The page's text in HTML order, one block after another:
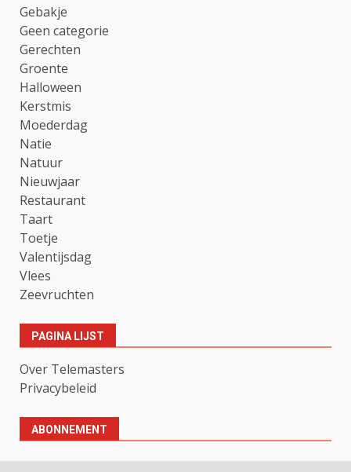
Gebakje
Geen categorie
Gerechten
Groente
Halloween
Kerstmis
Moederdag
Natie
Natuur
Nieuwjaar
Restaurant
Taart
Toetje
Valentijsdag
Vlees
Zeevruchten
PAGINA LIJST
Over Telemasters
Privacybeleid
ABONNEMENT